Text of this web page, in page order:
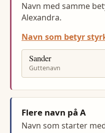
Navn med samme
Alexandra.
Navn som betyr
Sander
Guttenavn
Flere navn på A
Navn som starter